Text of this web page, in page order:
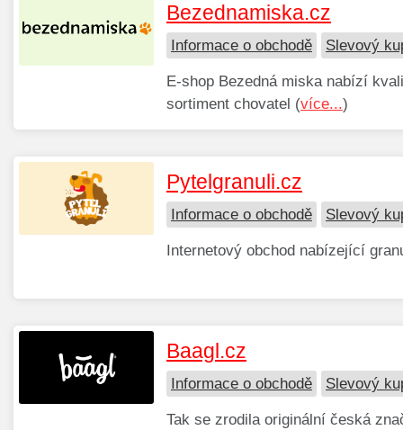
Bezednamiska.cz
Informace o obchodě Slevový
E-shop Bezedná miska nabízí
sortiment chovatel (více...)
Pytelgranuli.cz
Informace o obchodě Slevový
Internetový obchod nabízející
Baagl.cz
Informace o obchodě Slevový
Tak se zrodila originální česká